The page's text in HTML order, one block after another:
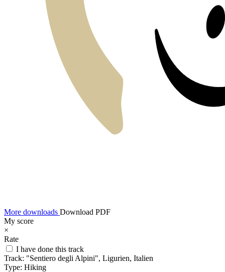
More downloads Download PDF
My score
×
Rate
I have done this track
Track: "Sentiero degli Alpini", Ligurien, Italien
Type: Hiking